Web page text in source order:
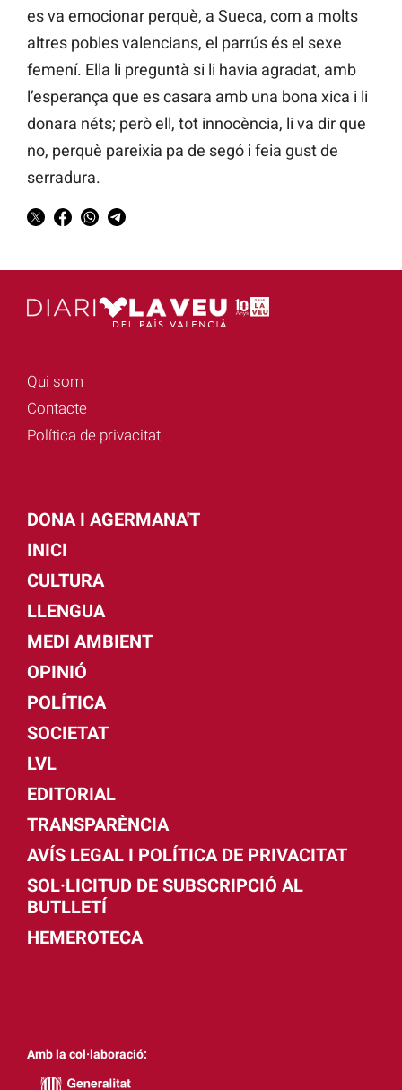
es va emocionar perquè, a Sueca, com a molts
altres pobles valencians, el parrús és el sexe
femení. Ella li preguntà si li havia agradat, amb
l’esperança que es casara amb una bona xica i li
donara néts; però ell, tot innocència, li va dir que
no, perquè pareixia pa de segó i feia gust de
serradura.
Qui som
Contacte
Política de privacitat
DONA I AGERMANA'T
INICI
CULTURA
LLENGUA
MEDI AMBIENT
OPINIÓ
POLÍTICA
SOCIETAT
LVL
EDITORIAL
TRANSPARÈNCIA
AVÍS LEGAL I POLÍTICA DE PRIVACITAT
SOL·LICITUD DE SUBSCRIPCIÓ AL
BUTLLETÍ
HEMEROTECA
Amb la col·laboració: